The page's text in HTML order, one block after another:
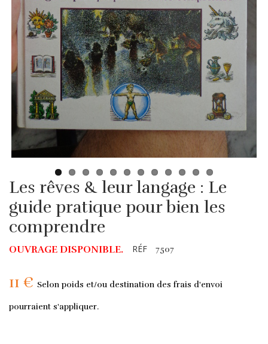
Les rêves & leur langage : Le
guide pratique pour bien les
comprendre
OUVRAGE DISPONIBLE. RÉF 7507
11 € Selon poids et/ou destination des frais d'envoi
pourraient s'appliquer.